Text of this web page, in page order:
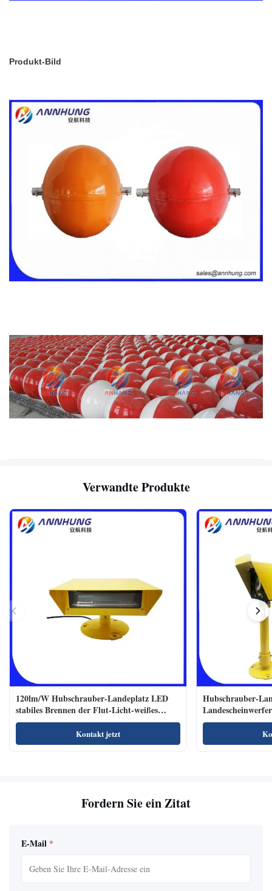
Produkt-Bild
Verwandte Produkte
120lm/W Hubschrauber-Landeplatz LED
stabiles Brennen der Flut-Licht-weißes
Farbe110-240vac
Kontakt jetzt
Hubschrauber-
Polycarbonats-
Fordern Sie ein Zitat
E-Mail *